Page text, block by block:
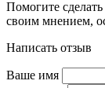
Помогите
своим мнением,
Написать отзыв
Ваше имя